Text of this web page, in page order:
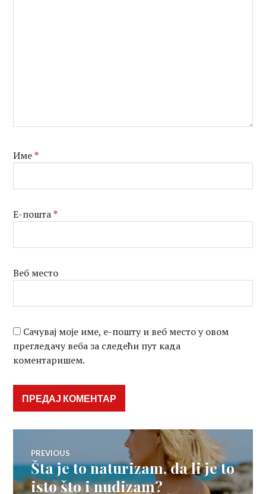
Име*
Е-пошта*
Веб место
Сачувај моје име, е-пошту и веб место у овом
прегледачу веба за следећи пут када
коментаришем.
Кретање
чланка
PREVIOUS
Previous
post:
Šta je to naturizam, da li je to
isto što i nudizam?